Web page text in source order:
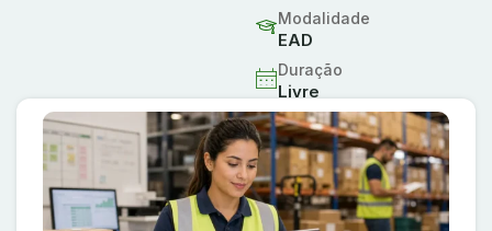
Modalidade
EAD
Duração
Livre